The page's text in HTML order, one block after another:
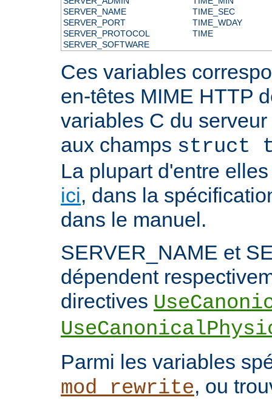
SERVER_NAME
SERVER_PORT
SERVER_PROTOCOL
SERVER_SOFTWARE
TIME_SEC
TIME_WDAY
TIME
Ces variables
en-têtes MIME HTTP
variables C du
aux champs struct
La plupart d'entre
ici, dans la
dans le manuel.
SERVER_NAME et
dépendent
directives
Parmi les variables
mod_rewrite, ou